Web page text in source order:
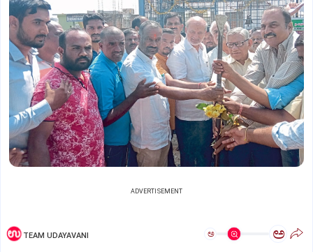
ADVERTISEMENT
TEAM UDAYAVANI ಅ ಅ